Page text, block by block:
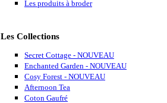
Les produits à broder
Les Collections
Secret Cottage - NOUVEAU
Enchanted Garden - NOUVEAU
Cosy Forest - NOUVEAU
Afternoon Tea
Coton Gaufré